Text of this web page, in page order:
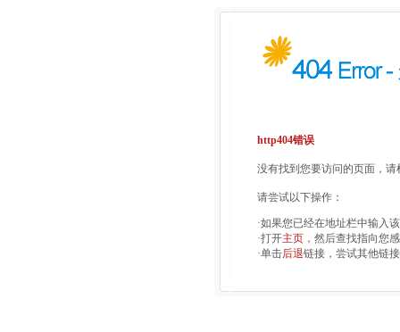
http404错误
没有找到您要访问的页面，
请尝试以下操作：
·如果您已经在地址栏中输入
·打开主页 ，然后查找指向您
·单击后退链接，尝试其他链